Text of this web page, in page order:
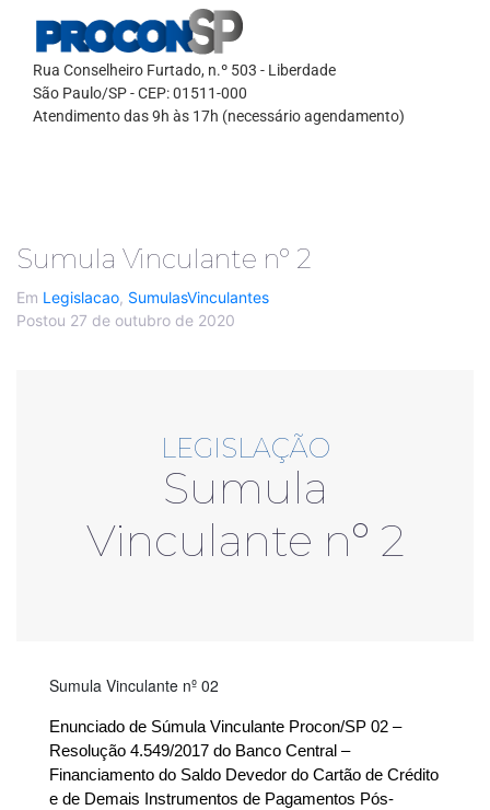
Rua Conselheiro Furtado, n.º 503 - Liberdade
São Paulo/SP - CEP: 01511-000
Atendimento das 9h às 17h (necessário agendamento)
Sumula Vinculante nº 2
Em Legislacao, SumulasVinculantes
Postou 27 de outubro de 2020
LEGISLAÇÃO
Sumula
Vinculante nº 2
Sumula Vinculante nº 02
Enunciado de Súmula Vinculante Procon/SP 02 –
Resolução 4.549/2017 do Banco Central –
Financiamento do Saldo Devedor do Cartão de Crédito
e de Demais Instrumentos de Pagamentos Pós-